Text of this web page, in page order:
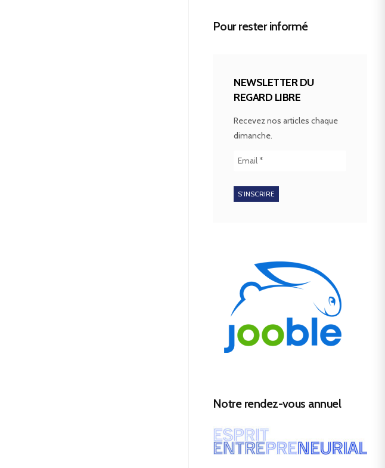
Pour rester informé
NEWSLETTER DU
REGARD LIBRE
Recevez nos articles chaque
dimanche.
Notre rendez-vous annuel